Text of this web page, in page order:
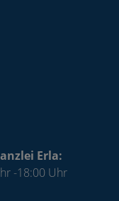
Erla:
-18:00 Uhr